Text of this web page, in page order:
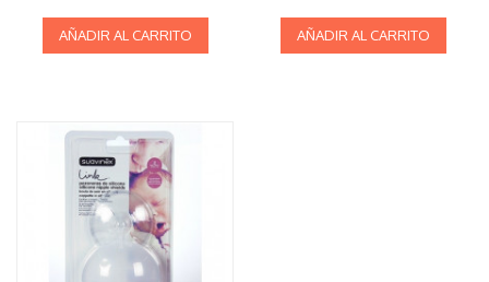
AÑADIR AL CARRITO AÑADIR AL CARRITO